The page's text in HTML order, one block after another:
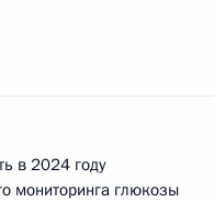
в 2024 году
мониторинга глюкозы